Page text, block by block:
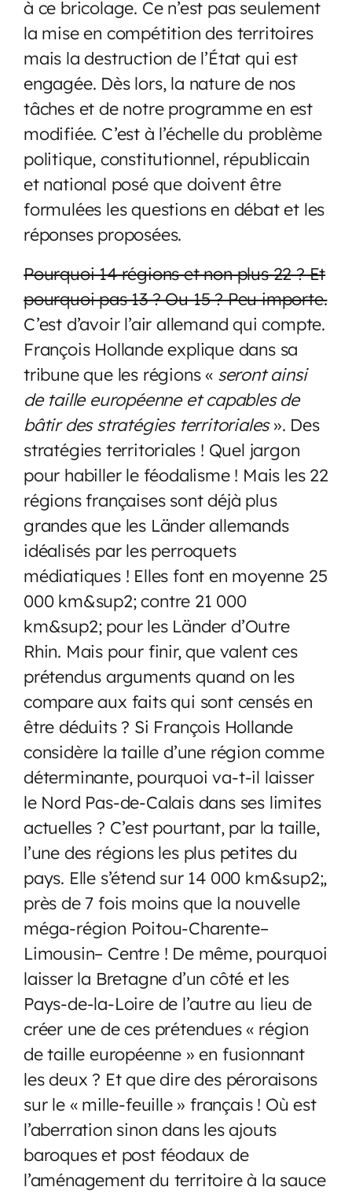
à ce bricolage. Ce n’est pas seulement
la mise en compétition des territoires
mais la destruction de l’État qui est
engagée. Dès lors, la nature de nos
tâches et de notre programme en est
modifiée. C’est à l’échelle du problème
politique, constitutionnel, républicain
et national posé que doivent être
formulées les questions en débat et les
réponses proposées.
Pourquoi 14 régions et non plus 22 ? Et
pourquoi pas 13 ? Ou 15 ? Peu importe.
C’est d’avoir l’air allemand qui compte.
François Hollande explique dans sa
tribune que les régions « seront ainsi
de taille européenne et capables de
bâtir des stratégies territoriales». Des
stratégies territoriales ! Quel jargon
pour habiller le féodalisme ! Mais les 22
régions françaises sont déjà plus
grandes que les Länder allemands
idéalisés par les perroquets
médiatiques ! Elles font en moyenne 25
000 km&sup2; contre 21 000
km&sup2; pour les Länder d’Outre
Rhin. Mais pour finir, que valent ces
prétendus arguments quand on les
compare aux faits qui sont censés en
être déduits ? Si François Hollande
considère la taille d’une région comme
déterminante, pourquoi va-t-il laisser
le Nord Pas-de-Calais dans ses limites
actuelles ? C’est pourtant, par la taille,
l’une des régions les plus petites du
pays. Elle s’étend sur 14 000 km&sup2;,
près de 7 fois moins que la nouvelle
méga-région Poitou-Charente–
Limousin– Centre ! De même, pourquoi
laisser la Bretagne d’un côté et les
Pays-de-la-Loire de l’autre au lieu de
créer une de ces prétendues « région
de taille européenne » en fusionnant
les deux ? Et que dire des péroraisons
sur le « mille-feuille » français ! Où est
l’aberration sinon dans les ajouts
baroques et post féodaux de
l’aménagement du territoire à la sauce